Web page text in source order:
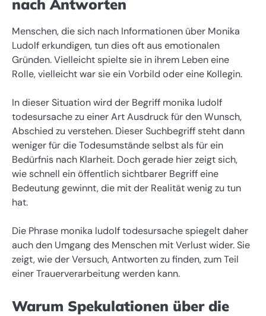
nach Antworten
Menschen, die sich nach Informationen über Monika
Ludolf erkundigen, tun dies oft aus emotionalen
Gründen. Vielleicht spielte sie in ihrem Leben eine
Rolle, vielleicht war sie ein Vorbild oder eine Kollegin.
In dieser Situation wird der Begriff monika ludolf
todesursache zu einer Art Ausdruck für den Wunsch,
Abschied zu verstehen. Dieser Suchbegriff steht dann
weniger für die Todesumstände selbst als für ein
Bedürfnis nach Klarheit. Doch gerade hier zeigt sich,
wie schnell ein öffentlich sichtbarer Begriff eine
Bedeutung gewinnt, die mit der Realität wenig zu tun
hat.
Die Phrase monika ludolf todesursache spiegelt daher
auch den Umgang des Menschen mit Verlust wider. Sie
zeigt, wie der Versuch, Antworten zu finden, zum Teil
einer Trauerverarbeitung werden kann.
Warum Spekulationen über die